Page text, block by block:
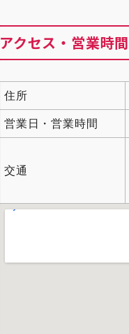
アクセス・営業時間
住所
営業日・営業時間
交通